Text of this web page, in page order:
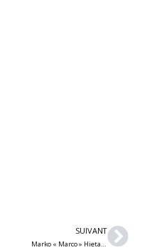
SUIVANT
Marko « Marco » Hietala et Tarja Turunen – Les anciens de Nightwish sortiront une nouvelle chanson le 13 mars prochain